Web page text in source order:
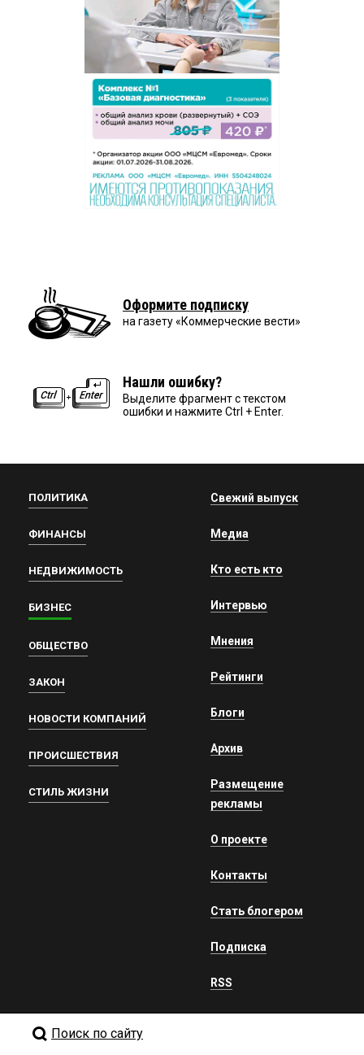
Оформите подписку
на газету «Коммерческие вести»
Нашли ошибку?
Выделите фрагмент с текстом
ошибки и нажмите Ctrl + Enter.
ПОЛИТИКА
ФИНАНСЫ
НЕДВИЖИМОСТЬ
БИЗНЕС
ОБЩЕСТВО
ЗАКОН
НОВОСТИ КОМПАНИЙ
ПРОИСШЕСТВИЯ
СТИЛЬ ЖИЗНИ
Свежий выпуск
Медиа
Кто есть кто
Интервью
Мнения
Рейтинги
Блоги
Архив
Размещение
рекламы
О проекте
Контакты
Стать блогером
Подписка
RSS
Поиск по сайту